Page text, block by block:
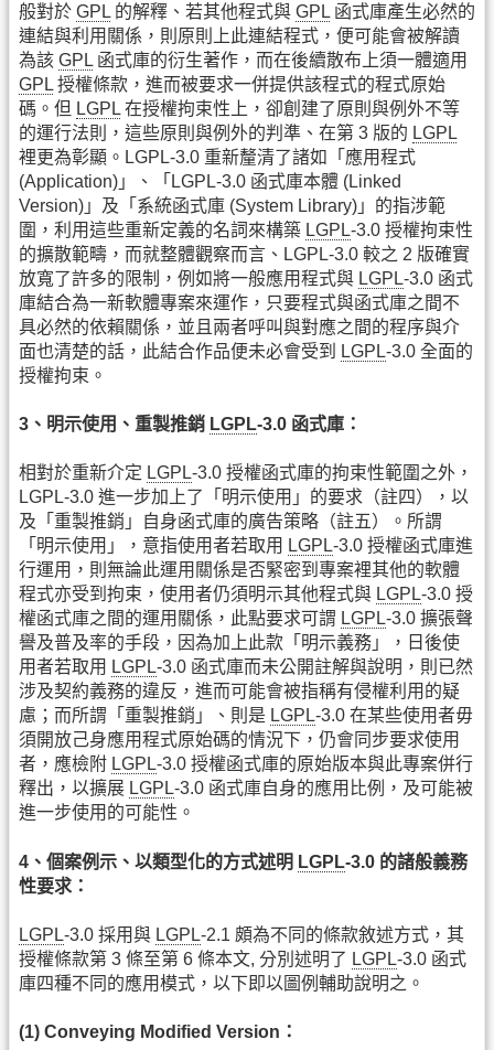
般對於 GPL 的解釋、若其他程式與 GPL 函式庫產生必然的
連結與利用關係，則原則上此連結程式，便可能會被解讀
為該 GPL 函式庫的衍生著作，而在後續散布上須一體適用
GPL 授權條款，進而被要求一併提供該程式的程式原始
碼。但 LGPL 在授權拘束性上，卻創建了原則與例外不等
的運行法則，這些原則與例外的判準、在第 3 版的 LGPL
裡更為彰顯。LGPL-3.0 重新釐清了諸如「應用程式
(Application)」、「LGPL-3.0 函式庫本體 (Linked
Version)」及「系統函式庫 (System Library)」的指涉範
圍，利用這些重新定義的名詞來構築 LGPL-3.0 授權拘束性
的擴散範疇，而就整體觀察而言、LGPL-3.0 較之 2 版確實
放寬了許多的限制，例如將一般應用程式與 LGPL-3.0 函式
庫結合為一新軟體專案來運作，只要程式與函式庫之間不
具必然的依賴關係，並且兩者呼叫與對應之間的程序與介
面也清楚的話，此結合作品便未必會受到
LGPL-3.0 全面的
授權拘束。
3、明示使用、重製推銷 LGPL-3.0 函式庫：
相對於重新介定 LGPL-3.0 授權函式庫的拘束性範圍之外，
LGPL-3.0 進一步加上了「明示使用」的要求（註四），以
及「重製推銷」自身函式庫的廣告策略（註五）。所謂
「明示使用」，意指使用者若取用 LGPL-3.0 授權函式庫進
行運用，則無論此運用關係是否緊密到專案裡其他的軟體
程式亦受到拘束，使用者仍須明示其他程式與 LGPL-3.0 授
權函式庫之間的運用關係，此點要求可謂 LGPL-3.0 擴張聲
譽及普及率的手段，因為加上此款「明示義務」，日後使
用者若取用 LGPL-3.0 函式庫而未公開註解與說明，則已然
涉及契約義務的違反，進而可能會被指稱有侵權利用的疑
慮；而所謂「重製推銷」、則是 LGPL-3.0 在某些使用者毋
須開放己身應用程式原始碼的情況下，仍會同步要求使用
者，應檢附 LGPL-3.0 授權函式庫的原始版本與此專案併行
釋出，以擴展 LGPL-3.0 函式庫自身的應用比例，及可能被
進一步使用的可能性。
4、個案例示、以類型化的方式述明 LGPL-3.0 的諸般義務
性要求：
LGPL-3.0 採用與 LGPL-2.1 頗為不同的條款敘述方式，其
授權條款第 3 條至第 6 條本文, 分別述明了 LGPL-3.0 函式
庫四種不同的應用模式，以下即以圖例輔助說明之。
(1) Conveying Modified Version：